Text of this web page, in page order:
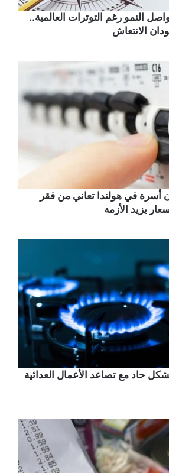
النمو رغم التوترات العالمية..
الانتعاش
أسرة في هولندا تعاني من فقر
يزيد الأزمة
حاد مع تصاعد الأعمال العدائية